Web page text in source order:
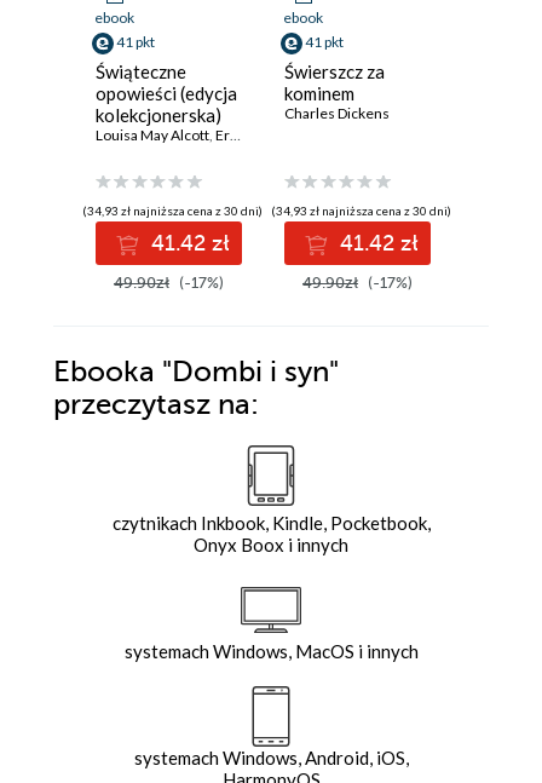
ebook
41 pkt
Świąteczne
opowieści (edycja
kolekcjonerska)
Louisa May Alcott Ernst T.A. Hoffmann
(34,93 zł najniższa cena z 30 dni)
41.42 zł
49.90zł (-17%)
ebook
41 pkt
Świerszcz za
kominem
Charles Dickens
(34,93 zł najniższa cena z 30 dni)
41.42 zł
49.90zł (-17%)
Ebooka "Dombi i syn"
przeczytasz na:
czytnikach Inkbook, Kindle, Pocketbook,
Onyx Boox i innych
systemach Windows, MacOS i innych
systemach Windows, Android, iOS,